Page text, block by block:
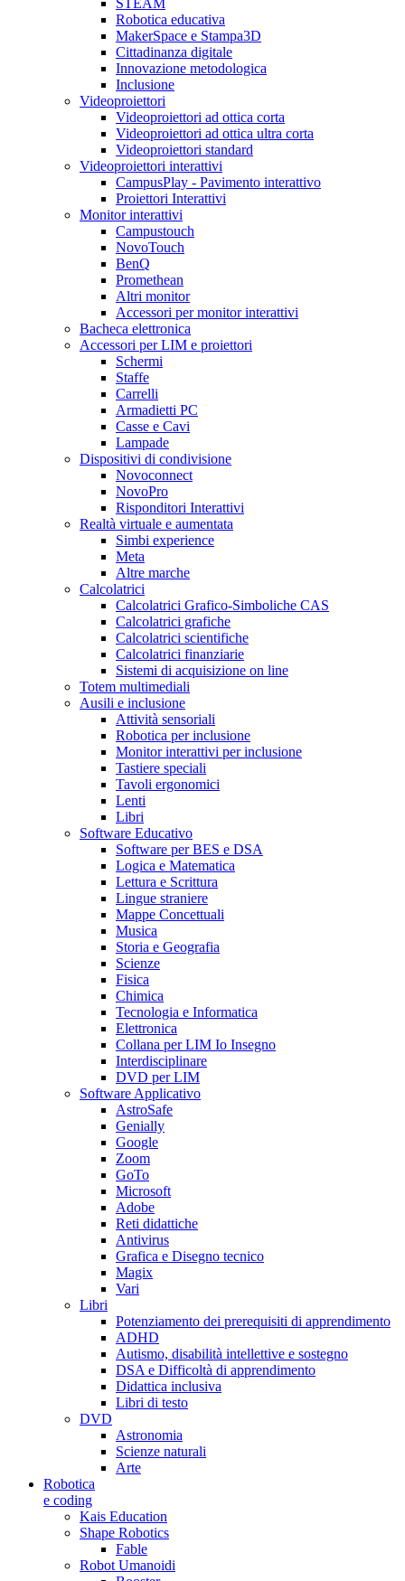
Robotica educativa
MakerSpace e Stampa3D
Cittadinanza digitale
Innovazione metodologica
Inclusione
Videoproiettori
Videoproiettori ad ottica corta
Videoproiettori ad ottica ultra corta
Videoproiettori standard
Videoproiettori interattivi
CampusPlay - Pavimento interattivo
Proiettori Interattivi
Monitor interattivi
Campustouch
NovoTouch
BenQ
Promethean
Altri monitor
Accessori per monitor interattivi
Bacheca elettronica
Accessori per LIM e proiettori
Schermi
Staffe
Carrelli
Armadietti PC
Casse e Cavi
Lampade
Dispositivi di condivisione
Novoconnect
NovoPro
Risponditori Interattivi
Realtà virtuale e aumentata
Simbi experience
Meta
Altre marche
Calcolatrici
Calcolatrici Grafico-Simboliche CAS
Calcolatrici grafiche
Calcolatrici scientifiche
Calcolatrici finanziarie
Sistemi di acquisizione on line
Totem multimediali
Ausili e inclusione
Attività sensoriali
Robotica per inclusione
Monitor interattivi per inclusione
Tastiere speciali
Tavoli ergonomici
Lenti
Libri
Software Educativo
Software per BES e DSA
Logica e Matematica
Lettura e Scrittura
Lingue straniere
Mappe Concettuali
Musica
Storia e Geografia
Scienze
Fisica
Chimica
Tecnologia e Informatica
Elettronica
Collana per LIM Io Insegno
Interdisciplinare
DVD per LIM
Software Applicativo
AstroSafe
Genially
Google
Zoom
GoTo
Microsoft
Adobe
Reti didattiche
Antivirus
Grafica e Disegno tecnico
Magix
Vari
Libri
Potenziamento dei prerequisiti di apprendimento
ADHD
Autismo, disabilità intellettive e sostegno
DSA e Difficoltà di apprendimento
Didattica inclusiva
Libri di testo
DVD
Astronomia
Scienze naturali
Arte
Robotica
e coding
Kais Education
Shape Robotics
Fable
Robot Umanoidi